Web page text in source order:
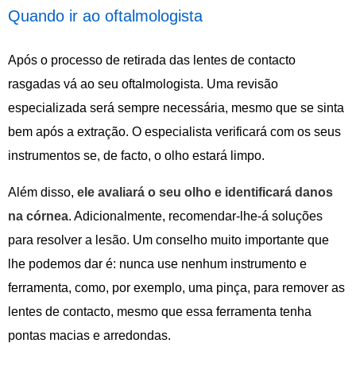
Quando ir ao oftalmologista
Após o processo de retirada das lentes de contacto
rasgadas vá ao seu oftalmologista. Uma revisão
especializada será sempre necessária, mesmo que se sinta
bem após a extração. O especialista verificará com os seus
instrumentos se, de facto, o olho estará limpo.
Além disso, ele avaliará o seu olho e identificará danos
na córnea. Adicionalmente, recomendar-lhe-á soluções
para resolver a lesão. Um conselho muito importante que
lhe podemos dar é: nunca use nenhum instrumento e
ferramenta, como, por exemplo, uma pinça, para remover as
lentes de contacto, mesmo que essa ferramenta tenha
pontas macias e arredondas.